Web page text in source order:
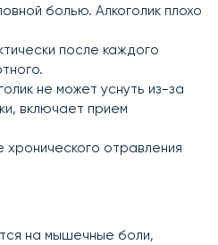
болью. Алкоголик плохо
после каждого
не может уснуть из-за
включает прием
отравления
на мышечные боли,